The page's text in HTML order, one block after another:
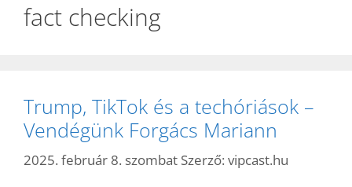
fact checking
Trump, TikTok és a techóriások –
Vendégünk Forgács Mariann
2025. február 8. szombat Szerző: vipcast.hu